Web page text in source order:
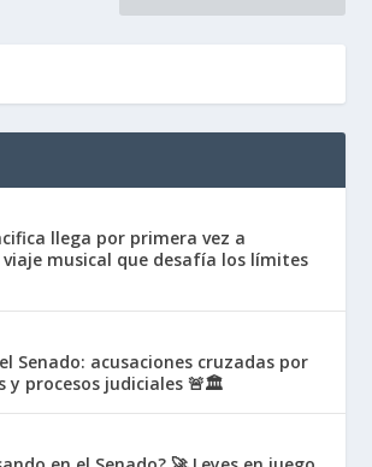
llega por primera vez a
musical que desafía los límites
Senado: acusaciones cruzadas por
y procesos judiciales 🚨🏛️